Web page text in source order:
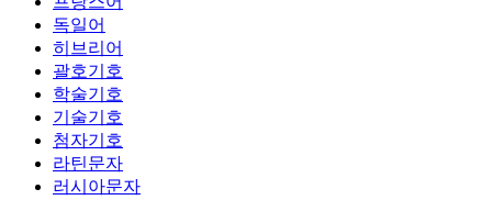
독일어
히브리어
괄호기호
학술기호
기술기호
첨자기호
라틴문자
러시아문자